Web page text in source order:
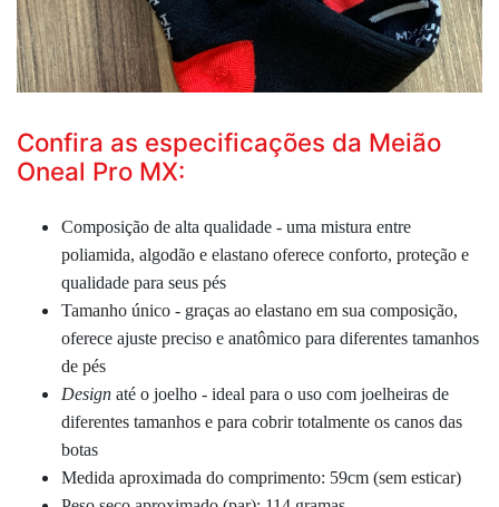
Confira as especificações da Meião
Oneal Pro MX:
Composição de alta qualidade - uma mistura entre
poliamida, algodão e elastano oferece conforto, proteção e
qualidade para seus pés
Tamanho único - graças ao elastano em sua composição,
oferece ajuste preciso e anatômico para diferentes tamanhos
de pés
Design até o joelho - ideal para o uso com joelheiras de
diferentes tamanhos e para cobrir totalmente os canos das
botas
Medida aproximada do comprimento: 59cm (sem esticar)